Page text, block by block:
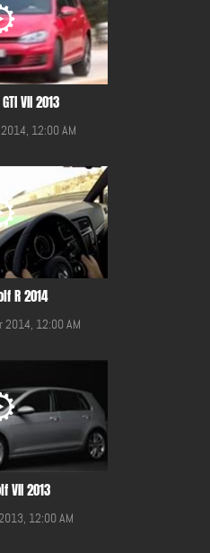
VII 2013
12:00 AM
R 2014
2014, 12:00 AM
VII 2013
12:00 AM